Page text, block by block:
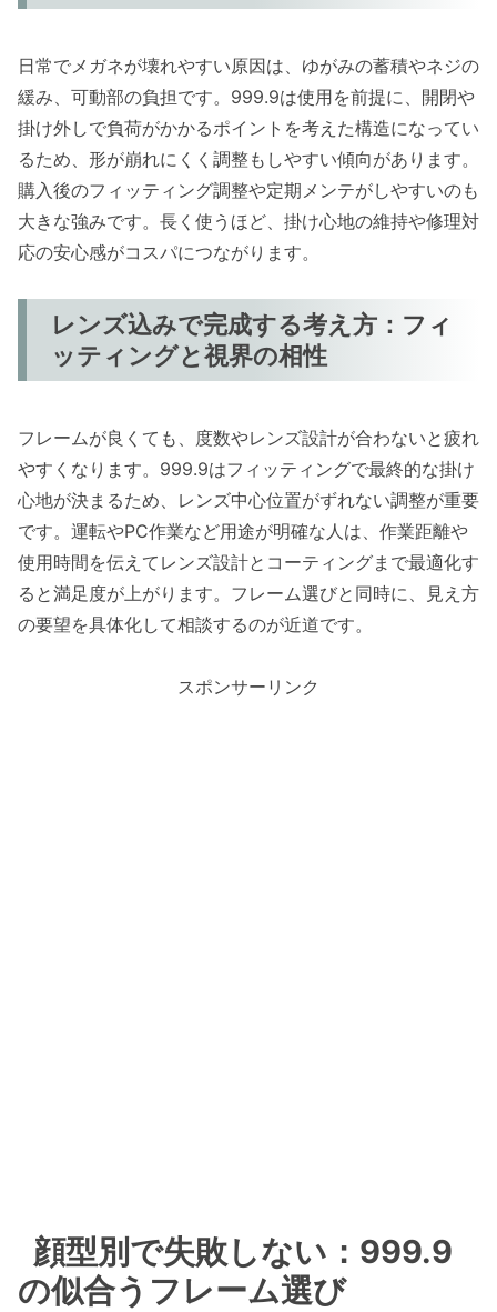
日常でメガネが壊れやすい原因は、ゆがみの蓄積やネジの
緩み、可動部の負担です。999.9は使用を前提に、開閉や
掛け外しで負荷がかかるポイントを考えた構造になってい
るため、形が崩れにくく調整もしやすい傾向があります。
購入後のフィッティング調整や定期メンテがしやすいのも
大きな強みです。長く使うほど、掛け心地の維持や修理対
応の安心感がコスパにつながります。
レンズ込みで完成する考え方：フィ
ッティングと視界の相性
フレームが良くても、度数やレンズ設計が合わないと疲れ
やすくなります。999.9はフィッティングで最終的な掛け
心地が決まるため、レンズ中心位置がずれない調整が重要
です。運転やPC作業など用途が明確な人は、作業距離や
使用時間を伝えてレンズ設計とコーティングまで最適化す
ると満足度が上がります。フレーム選びと同時に、見え方
の要望を具体化して相談するのが近道です。
スポンサーリンク
顔型別で失敗しない：999.9
の似合うフレーム選び